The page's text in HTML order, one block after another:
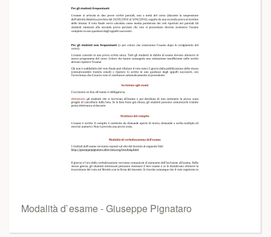
Modalità d`esame - Giuseppe Pignataro